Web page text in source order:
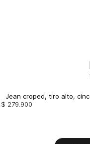
$ 279.900